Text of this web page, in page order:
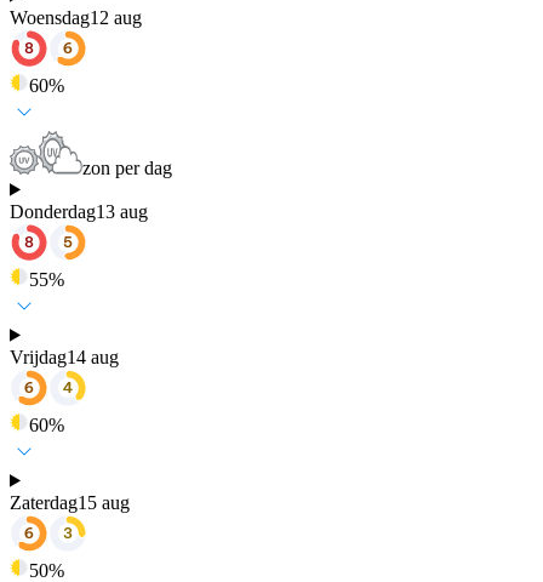
Woensdag12 aug
60%
zon per dag
Donderdag13 aug
55%
Vrijdag14 aug
60%
Zaterdag15 aug
50%